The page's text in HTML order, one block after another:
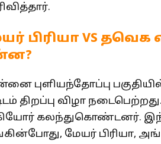
பிரியா VS
புளியந்தோப்பு
திறப்பு விழா
கலந்துகொண்டனர். இந்த
மேயர் பிரியா,